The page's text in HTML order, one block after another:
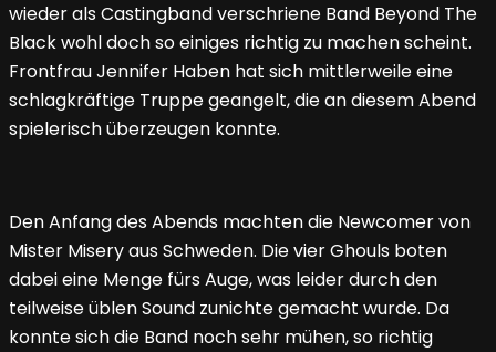
wieder als Castingband verschriene Band Beyond The
Black wohl doch so einiges richtig zu machen scheint.
Frontfrau Jennifer Haben hat sich mittlerweile eine
schlagkräftige Truppe geangelt, die an diesem Abend
spielerisch überzeugen konnte.
Den Anfang des Abends machten die Newcomer von
Mister Misery aus Schweden. Die vier Ghouls boten
dabei eine Menge fürs Auge, was leider durch den
teilweise üblen Sound zunichte gemacht wurde. Da
konnte sich die Band noch sehr mühen, so richtig